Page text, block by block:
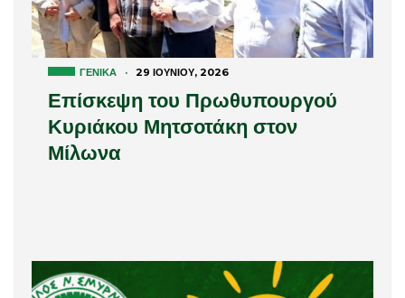
ΓΕΝΙΚΆ · 29 ΙΟΥΝΊΟΥ, 2026
Επίσκεψη του Πρωθυπουργού
Κυριάκου Μητσοτάκη στον
Μίλωνα